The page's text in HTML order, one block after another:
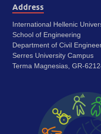
Address
International Hellenic
School of Engineering
Department of Civil
Serres University Campus
Terma Magnesias, GR-